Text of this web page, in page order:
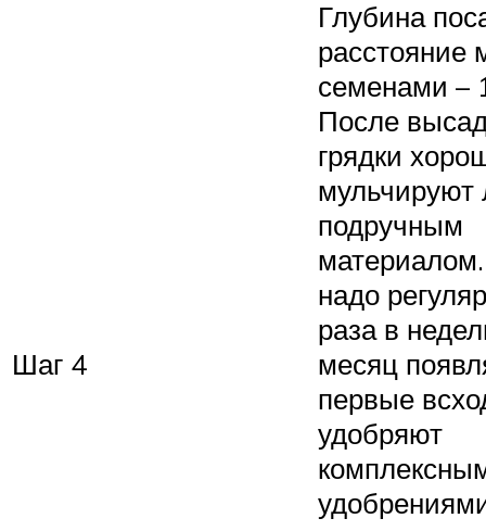
Шаг 4
Глубина
расстояние
семенами –
После
грядки
подручным
надо
раза в
месяц
первые
удобряют